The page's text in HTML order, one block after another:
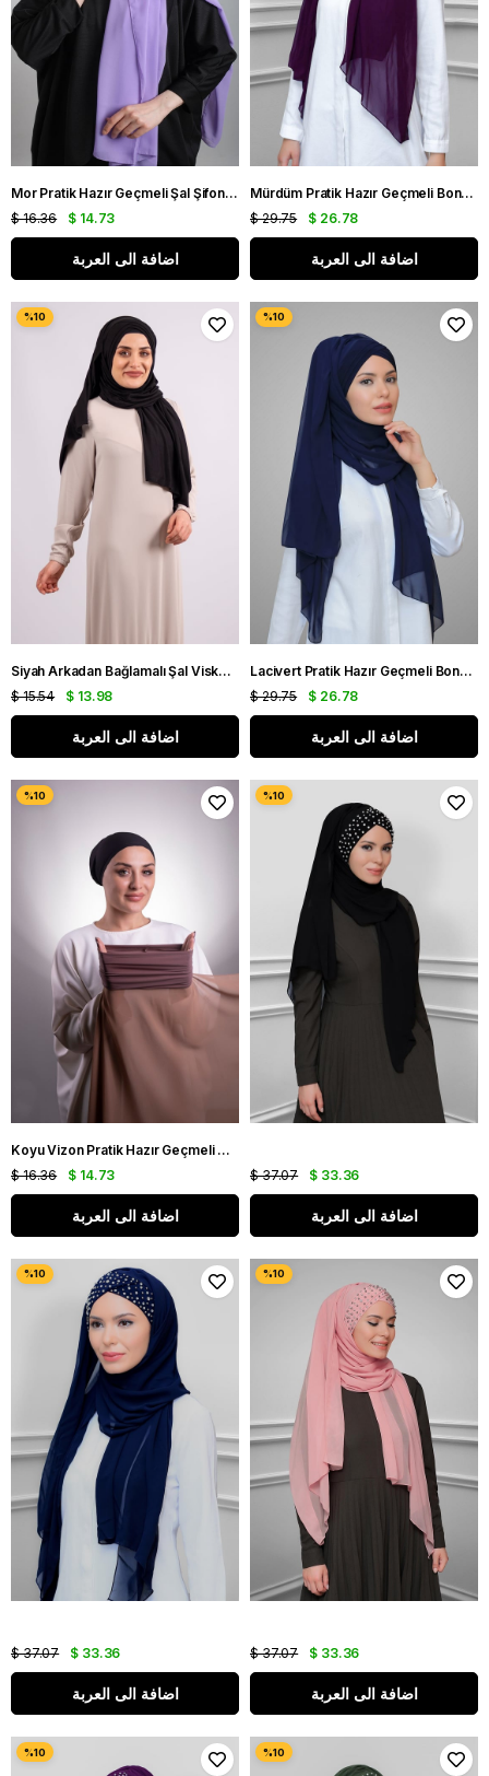
Mor Pratik Hazır Geçmeli Şal Şifon Boru Boneli 3001_46
$ 14.73
$ 16.36
اضافة الى العربة
Mürdüm Pratik Hazır Geçmeli Bone Şal Şifon Kendinden Boneli İki Bantlı 1452_07
$ 26.78
$ 29.75
اضافة الى العربة
Siyah Arkadan Bağlamalı Şal Viskon Kumaş Üç Bantlı 2103_01
$ 13.98
$ 15.54
اضافة الى العربة
Lacivert Pratik Hazır Geçmeli Bone Şal Şifon Kendinden Boneli Üç Bantlı 1451_02
$ 26.78
$ 29.75
اضافة الى العربة
Koyu Vizon Pratik Hazır Geçmeli Şal Şifon Boru Boneli 3001_38
$ 14.73
$ 16.36
اضافة الى العربة
$ 33.36
$ 37.07
اضافة الى العربة
$ 33.36
$ 37.07
اضافة الى العربة
$ 33.36
$ 37.07
اضافة الى العربة